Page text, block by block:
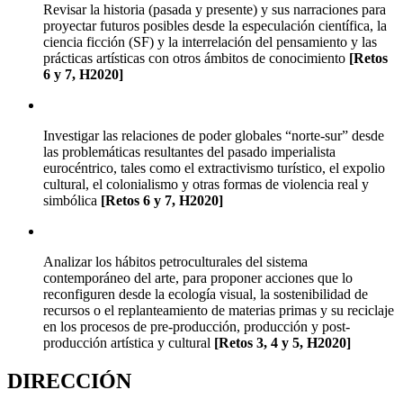
Revisar la historia (pasada y presente) y sus narraciones para
proyectar futuros posibles desde la especulación científica, la
ciencia ficción (SF) y la interrelación del pensamiento y las
prácticas artísticas con otros ámbitos de conocimiento [Retos
6 y 7, H2020]
Investigar las relaciones de poder globales “norte-sur” desde
las problemáticas resultantes del pasado imperialista
eurocéntrico, tales como el extractivismo turístico, el expolio
cultural, el colonialismo y otras formas de violencia real y
simbólica [Retos 6 y 7, H2020]
Analizar los hábitos petroculturales del sistema
contemporáneo del arte, para proponer acciones que lo
reconfiguren desde la ecología visual, la sostenibilidad de
recursos o el replanteamiento de materias primas y su reciclaje
en los procesos de pre-producción, producción y post-
producción artística y cultural [Retos 3, 4 y 5, H2020]
DIRECCIÓN